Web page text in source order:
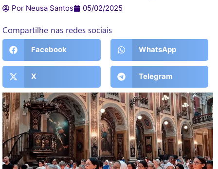
Por Neusa Santos 05/02/2025
Compartilhe nas redes sociais
Facebook WhatsApp
X Telegram